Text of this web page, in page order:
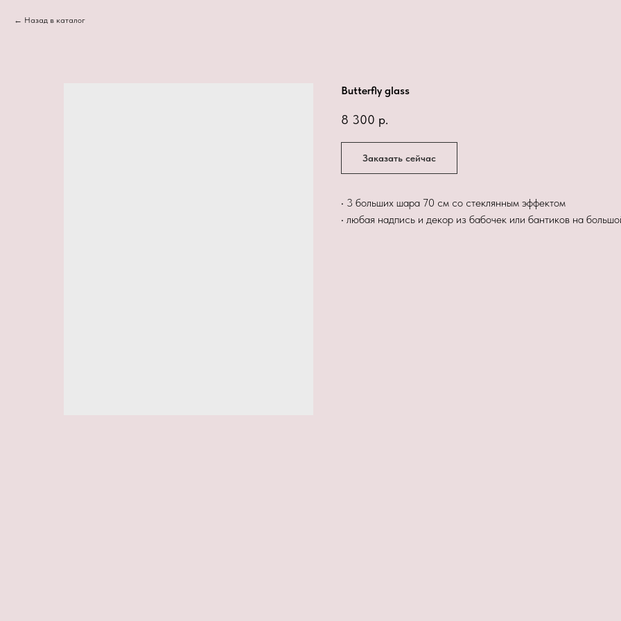
Назад в каталог
Butterfly glass
8 300 р.
Заказать сейчас
• 3 больших шара 70 см со стеклянным эффектом
• любая надпись и декор из бабочек или бантиков на